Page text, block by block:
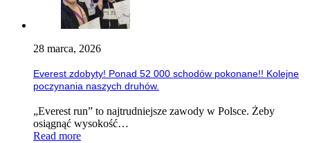
28 marca, 2026
Everest zdobyty! Ponad 52 000 schodów pokonane!! Kolejne
poczynania naszych druhów.
„Everest run” to najtrudniejsze zawody w Polsce. Żeby
osiągnąć wysokość…
Read more